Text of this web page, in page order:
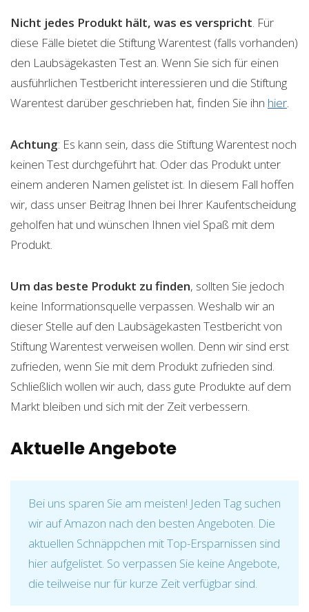
Nicht jedes Produkt hält, was es verspricht. Für
diese Fälle bietet die Stiftung Warentest (falls vorhanden)
den Laubsägekasten Test an. Wenn Sie sich für einen
ausführlichen Testbericht interessieren und die Stiftung
Warentest darüber geschrieben hat, finden Sie ihn hier.
Achtung: Es kann sein, dass die Stiftung Warentest noch
keinen Test durchgeführt hat. Oder das Produkt unter
einem anderen Namen gelistet ist. In diesem Fall hoffen
wir, dass unser Beitrag Ihnen bei Ihrer Kaufentscheidung
geholfen hat und wünschen Ihnen viel Spaß mit dem
Produkt.
Um das beste Produkt zu finden, sollten Sie jedoch
keine Informationsquelle verpassen. Weshalb wir an
dieser Stelle auf den Laubsägekasten Testbericht von
Stiftung Warentest verweisen wollen. Denn wir sind erst
zufrieden, wenn Sie mit dem Produkt zufrieden sind.
Schließlich wollen wir auch, dass gute Produkte auf dem
Markt bleiben und sich mit der Zeit verbessern.
Aktuelle Angebote
Bei uns sparen Sie am meisten! Jeden Tag suchen
wir auf Amazon nach den besten Angeboten. Die
aktuellen Schnäppchen mit Top-Ersparnissen sind
hier aufgelistet. So verpassen Sie keine Angebote,
die teilweise nur für kurze Zeit verfügbar sind.